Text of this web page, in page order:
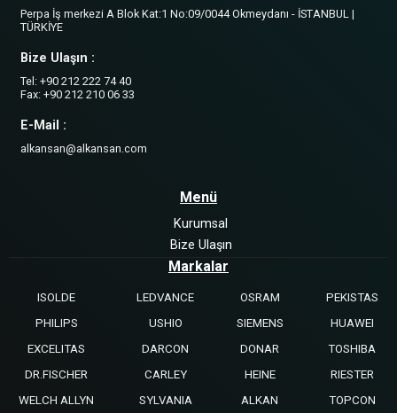
Perpa İş merkezi A Blok Kat:1 No:09/0044 Okmeydanı - İSTANBUL |
TÜRKİYE
Bize Ulaşın :
Tel: +90 212 222 74 40
Fax: +90 212 210 06 33
E-Mail :
alkansan@alkansan.com
Menü
Kurumsal
Bize Ulaşın
Markalar
ISOLDE LEDVANCE OSRAM
PEKISTAS
PHILIPS
USHIO SIEMENS
HUAWEI
EXCELITAS
DARCON DONAR
TOSHIBA
DR.FISCHER
CARLEY HEINE
RIESTER
WELCH ALLYN
SYLVANIA ALKAN TOPCON